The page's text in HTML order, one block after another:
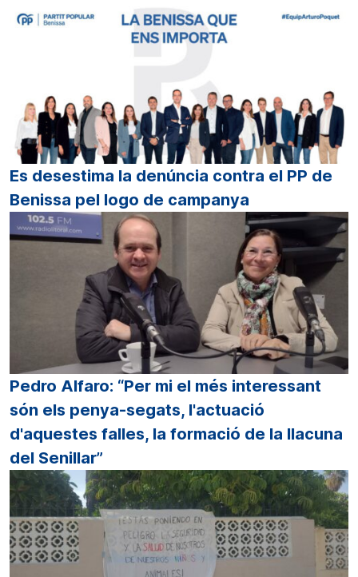
Es desestima la denúncia contra el PP de
Benissa pel logo de campanya
Pedro Alfaro: “Per mi el més interessant
són els penya-segats, l'actuació
d'aquestes falles, la formació de la llacuna
del Senillar”